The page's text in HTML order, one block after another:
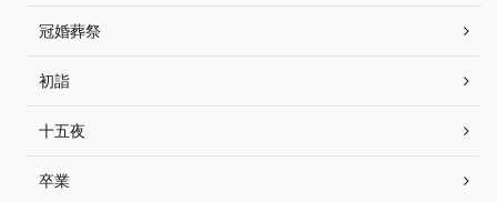
冠婚葬祭
初詣
十五夜
卒業